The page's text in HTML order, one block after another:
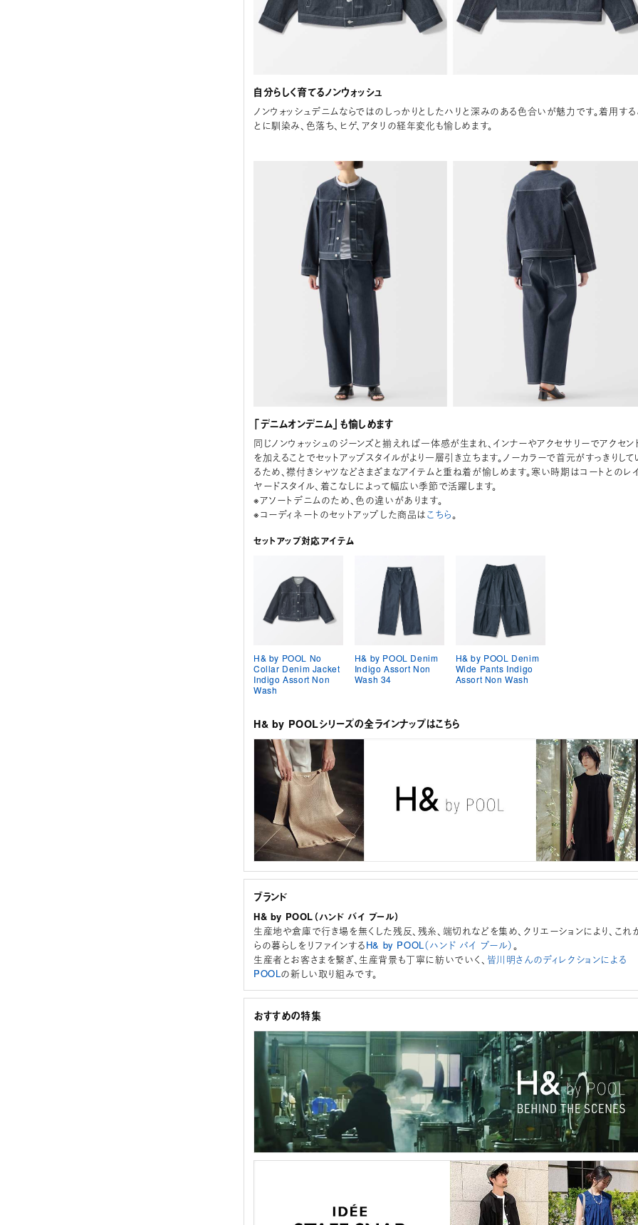
自分らしく育てるノンウォッシュ
ノンウォッシュデニムならではのしっかりとしたハリと深みのある色合いが魅力です。着用す
とに馴染み、色落ち、ヒゲ、アタリの経年変化も愉しめます。
「デニムオンデニム」も愉しめます
同じノンウォッシュのジーンズと揃えれば一体感が生まれ、インナーやアクセサリーでアクセン
を加えることでセットアップスタイルがより一層引き立ちます。ノーカラーで首元がすっきりして
るため、襟付きシャツなどさまざまなアイテムと重ね着が愉しめます。寒い時期はコートとのレ
ヤードスタイル、着こなしによって幅広い季節で活躍します。
※アソートデニムのため、色の違いがあります。
※コーディネートのセットアップした商品はこちら。
セットアップ対応アイテム
H& by POOL No
Collar Denim Jacket
Indigo Assort Non
Wash
H& by POOL Denim
Indigo Assort Non
Wash 34
H& by POOL Denim
Wide Pants Indigo
Assort Non Wash
H& by POOLシリーズの全ラインナップはこちら
ブランド
H& by POOL（ハンド バイ プール）
生産地や倉庫で行き場を無くした残反、残糸、端切れなどを集め、クリエーションにより、これ
らの暮らしをリファインするH& by POOL（ハンド バイ プール）。
生産者とお客さまを繋ぎ、生産背景も丁寧に紡いでいく、 皆川明さんのディレクションによる
POOLの新しい取り組みです。
おすすめの特集